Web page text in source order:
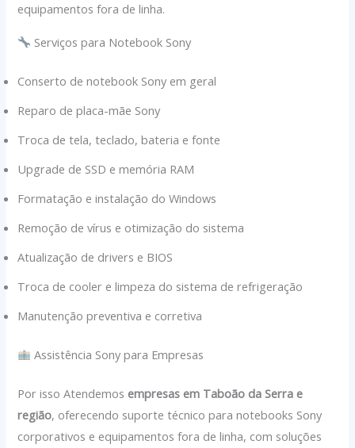
equipamentos fora de linha.
Serviços para Notebook Sony
Conserto de notebook Sony em geral
Reparo de placa-mãe Sony
Troca de tela, teclado, bateria e fonte
Upgrade de SSD e memória RAM
Formatação e instalação do Windows
Remoção de vírus e otimização do sistema
Atualização de drivers e BIOS
Troca de cooler e limpeza do sistema de refrigeração
Manutenção preventiva e corretiva
Assistência Sony para Empresas
Por isso Atendemos empresas em Taboão da Serra e
região, oferecendo suporte técnico para notebooks Sony
corporativos e equipamentos fora de linha, com soluções